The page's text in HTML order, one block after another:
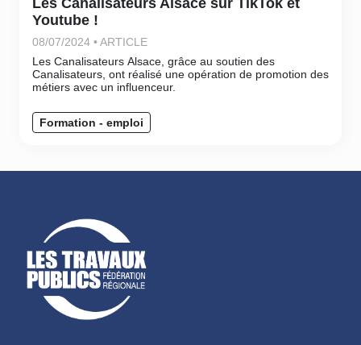
Youtube !
08/07/2024 • ARTICLE
Les Canalisateurs Alsace, grâce au soutien des
Canalisateurs, ont réalisé une opération de promotion des
métiers avec un influenceur.
Formation - emploi